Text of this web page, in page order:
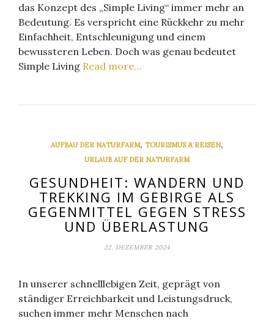
das Konzept des „Simple Living“ immer mehr an
Bedeutung. Es verspricht eine Rückkehr zu mehr
Einfachheit, Entschleunigung und einem
bewussteren Leben. Doch was genau bedeutet
Simple Living Read more…
AUFBAU DER NATURFARM, TOURISMUS & REISEN,
URLAUB AUF DER NATURFARM
GESUNDHEIT: WANDERN UND
TREKKING IM GEBIRGE ALS
GEGENMITTEL GEGEN STRESS
UND ÜBERLASTUNG
22. DEZEMBER 2024
In unserer schnelllebigen Zeit, geprägt von
ständiger Erreichbarkeit und Leistungsdruck,
suchen immer mehr Menschen nach